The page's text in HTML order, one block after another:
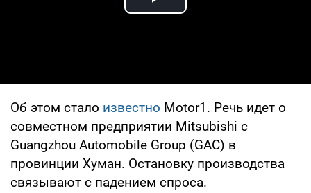
Play Video
Об этом стало известно Motor1. Речь идет о
совместном предприятии Mitsubishi с
Guangzhou Automobile Group (GAC) в
провинции Хуман. Остановку производства
связывают с падением спроса.